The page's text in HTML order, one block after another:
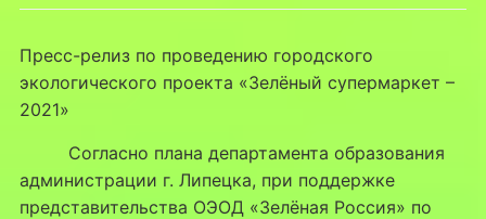
Пресс-релиз по проведению городского
экологического проекта «Зелёный супермаркет –
2021»
Согласно плана департамента образования
администрации г. Липецка, при поддержке
представительства ОЭОД «Зелёная Россия» по